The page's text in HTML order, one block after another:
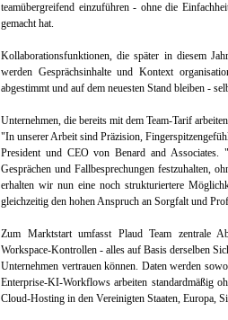
teamübergreifend einzuführen - ohne die
gemacht hat.
Kollaborationsfunktionen, die später in diesem
werden Gesprächsinhalte und Kontext
abgestimmt und auf dem neuesten Stand bleiben -
Unternehmen, die bereits mit dem Team-Tarif
"In unserer Arbeit sind Präzision,
President und CEO von Benard and
Gesprächen und Fallbesprechungen festzuhalten,
erhalten wir nun eine noch strukturiertere
gleichzeitig den hohen Anspruch an Sorgfalt und
Zum Marktstart umfasst Plaud Team zentrale
Workspace-Kontrollen - alles auf Basis derselben
Unternehmen vertrauen können. Daten werden
Enterprise-KI-Workflows arbeiten standardmäßig
Cloud-Hosting in den Vereinigten Staaten, Europa,